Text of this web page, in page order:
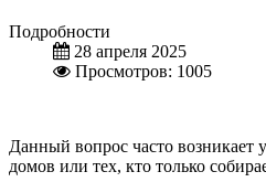
Подробности
28 апреля 2025
Просмотров: 1005
Данный вопрос часто возникает
домов или тех, кто только